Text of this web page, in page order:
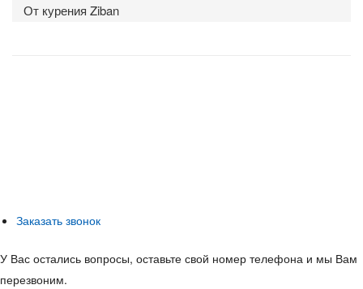
От курения Ziban
Заказать звонок
У Вас остались вопросы, оставьте свой номер телефона и мы Вам
перезвоним.